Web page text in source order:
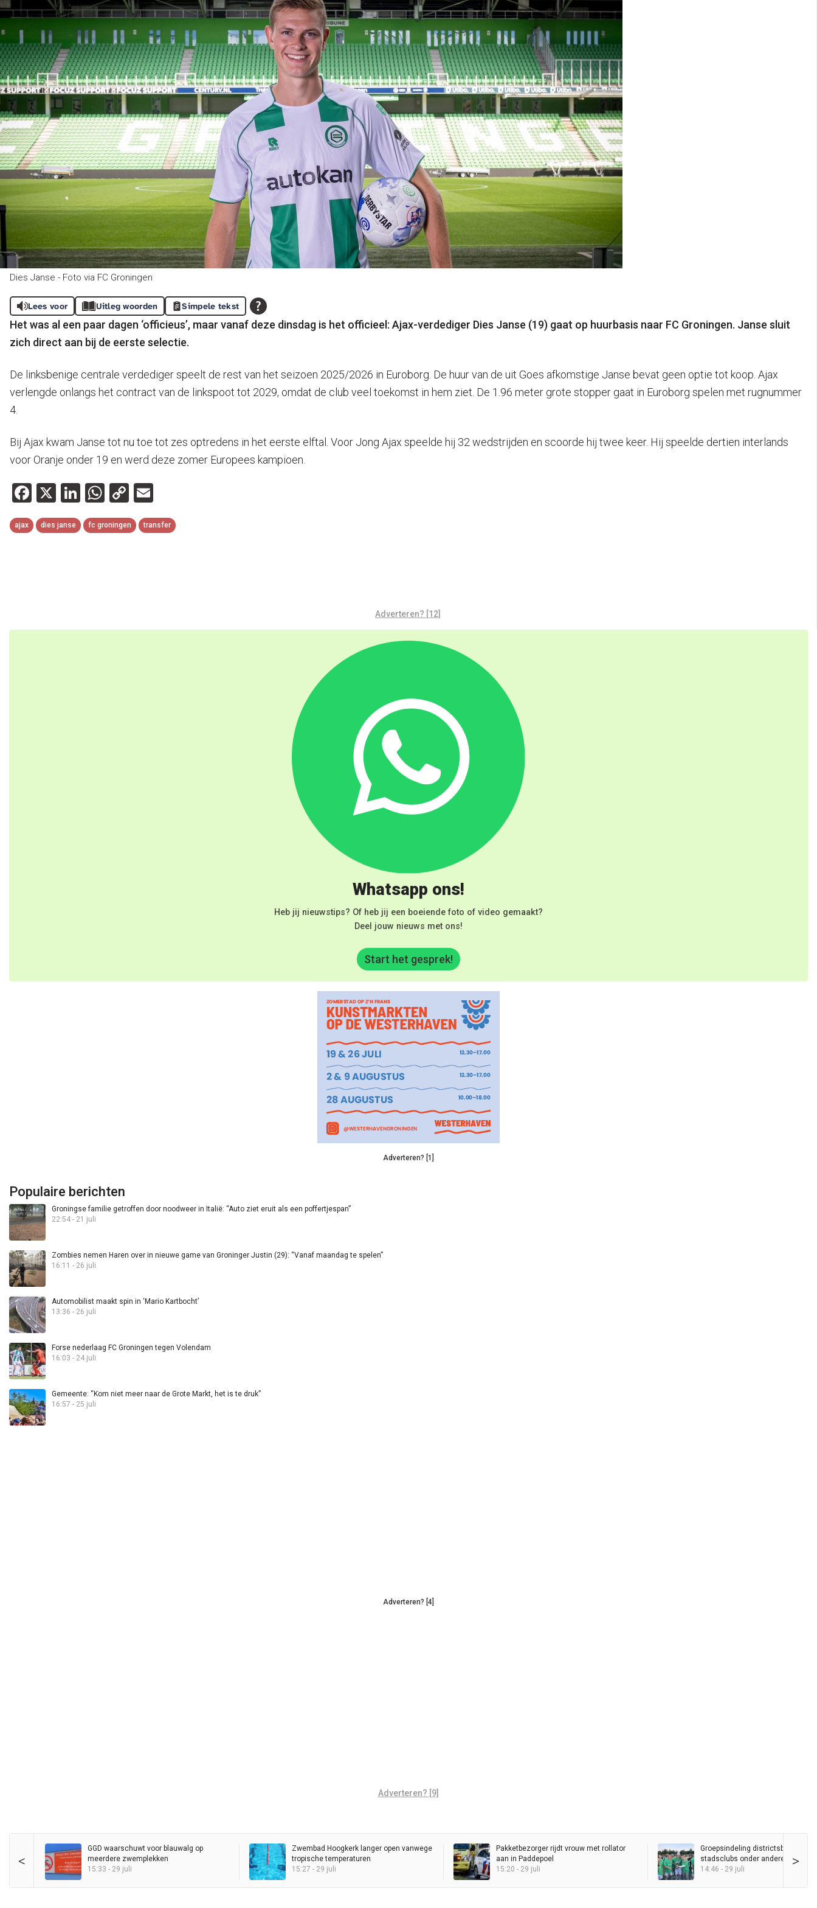
Dies Janse - Foto via FC Groningen
Lees voor Uitleg woorden Simpele tekst
Het was al een paar dagen ‘officieus’, maar vanaf deze dinsdag is het officieel: Ajax-verdediger Dies Janse (19) gaat op huurbasis naar FC Groningen. Janse sluit
zich direct aan bij de eerste selectie.
De linksbenige centrale verdediger speelt de rest van het seizoen 2025/2026 in Euroborg. De huur van de uit Goes afkomstige Janse bevat geen optie tot koop. Ajax
verlengde onlangs het contract van de linkspoot tot 2029, omdat de club veel toekomst in hem ziet. De 1.96 meter grote stopper gaat in Euroborg spelen met rugnummer
4.
Bij Ajax kwam Janse tot nu toe tot zes optredens in het eerste elftal. Voor Jong Ajax speelde hij 32 wedstrijden en scoorde hij twee keer. Hij speelde dertien interlands
voor Oranje onder 19 en werd deze zomer Europees kampioen.
Facebook
X LinkedIn
WhatsApp
Copy
Link
ajax dies janse fc groningen transfer
Adverteren? [12]
Whatsapp ons!
Heb jij nieuwstips? Of heb jij een boeiende foto of video gemaakt?
Deel jouw nieuws met ons!
Start het gesprek!
Adverteren? [1]
Populaire berichten
Groningse familie getroffen door noodweer in Italië: “Auto ziet eruit als een poffertjespan”
22:54 - 21 juli
Zombies nemen Haren over in nieuwe game van Groninger Justin (29): “Vanaf maandag te spelen”
16:11 - 26 juli
Automobilist maakt spin in ‘Mario Kartbocht’
13:36 - 26 juli
Forse nederlaag FC Groningen tegen Volendam
16:03 - 24 juli
Gemeente: “Kom niet meer naar de Grote Markt, het is te druk”
16:57 - 25 juli
Adverteren? [4]
Adverteren? [9]
< >
GGD waarschuwt voor blauwalg op
meerdere zwemplekken
15:33 - 29 juli
Zwembad Hoogkerk langer open vanwege
tropische temperaturen
15:27 - 29 juli
Pakketbezorger rijdt vrouw met rollator
aan in Paddepoel
15:20 - 29 juli
Groepsindeling districtsbeker
stadsclubs onder andere naar
14:46 - 29 juli